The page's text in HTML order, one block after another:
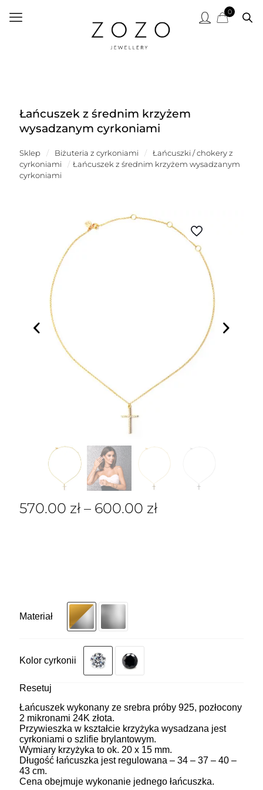
0
Łańcuszek z średnim krzyżem
wysadzanym cyrkoniami
Sklep / Biżuteria z cyrkoniami /
Łańcuszki / chokery z
cyrkoniami
/ Łańcuszek z średnim krzyżem wysadzanym
cyrkoniami
570.00 zł – 600.00 zł
Materiał
Kolor cyrkonii
Resetuj
Łańcuszek wykonany ze srebra próby 925, pozłocony
2 mikronami 24K złota.
Przywieszka w kształcie krzyżyka wysadzana jest
cyrkoniami o szlifie brylantowym.
Wymiary krzyżyka to ok. 20 x 15 mm.
Długość łańcuszka jest regulowana – 34 – 37 – 40 –
43 cm.
Cena obejmuje wykonanie jednego łańcuszka.